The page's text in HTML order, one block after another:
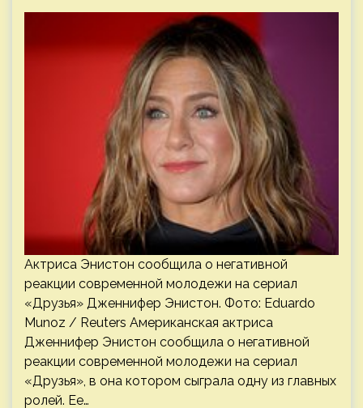
Актриса Энистон сообщила о негативной
реакции современной молодежи на сериал
«Друзья» Дженнифер Энистон. Фото: Eduardo
Munoz / Reuters Американская актриса
Дженнифер Энистон сообщила о негативной
реакции современной молодежи на сериал
«Друзья», в она котором сыграла одну из главных
ролей. Ее…